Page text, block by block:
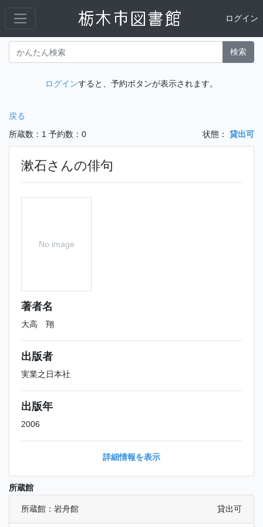
ログイン
検索
ログインすると、予約ボタンが表示されます。
戻る
所蔵数：1 予約数：0 状態： 貸出可
漱石さんの俳句
No image
著者名
大高 翔
出版者
実業之日本社
出版年
2006
詳細情報を表示
所蔵館
所蔵館：岩舟館 貸出可